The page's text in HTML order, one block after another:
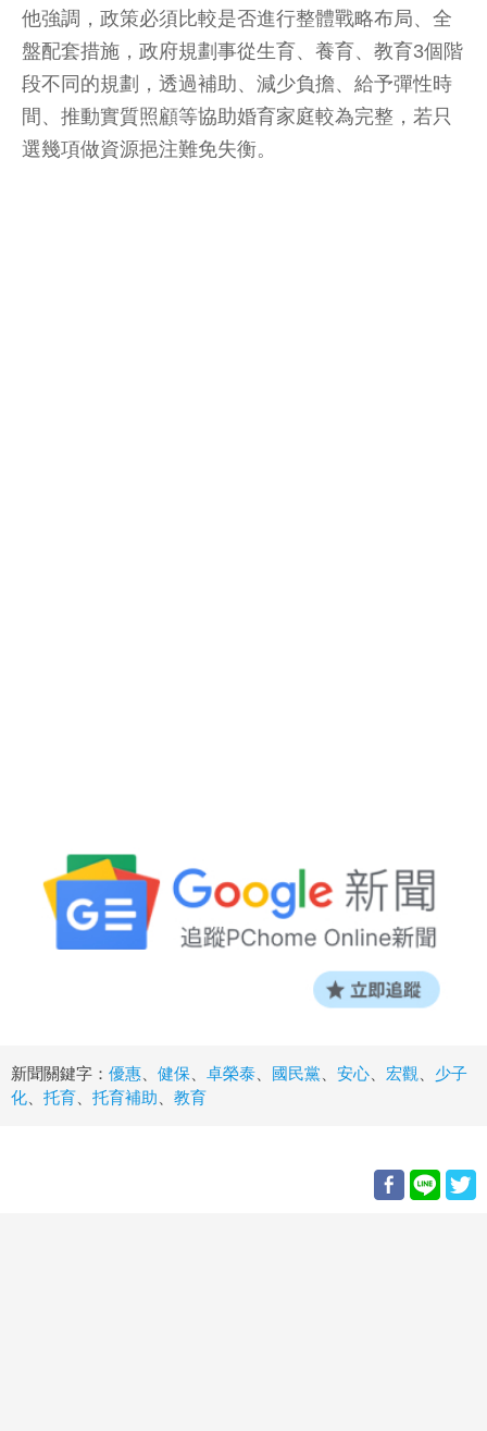
他強調，政策必須比較是否進行整體戰略布局、全
盤配套措施，政府規劃事從生育、養育、教育3個階
段不同的規劃，透過補助、減少負擔、給予彈性時
間、推動實質照顧等協助婚育家庭較為完整，若只
選幾項做資源挹注難免失衡。
新聞關鍵字： 優惠 健保 卓榮泰 國民黨 安心 宏觀
少子
化
托育 托育補助 教育